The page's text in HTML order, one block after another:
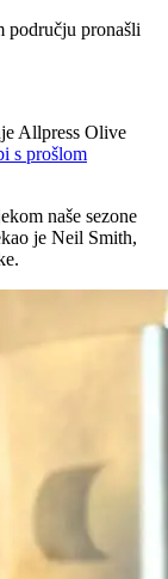
području pronašli
Allpress Olive
s prošlom
naše sezone
je Neil Smith,